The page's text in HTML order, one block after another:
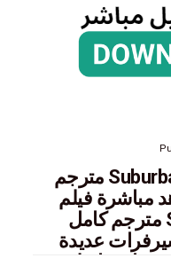
مشاهدة فيلم Suburban Secrets مترجم
مباشرة فيلم
Suburban Secrets 2004 مترجم كامل
الضواحي 2004" سيرفرات عديدة
معنا علي